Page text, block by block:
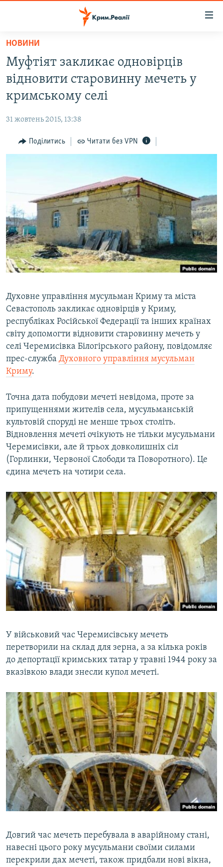
Перейти
основного
матеріалу
до
основної
Перейти
до
НОВИНИ
ВОДА.КРИМ
БЛОГИ
ПОГЛЯД
СПЕЦПРОЕКТИ
ДЕПОРТАЦІЯ
ВІДЕОУРОКИ «ELIFBE»
СВІДЧЕННЯ ОКУПАЦІЇ
УКРАЇНСЬКА ПРОБЛЕМА КРИМУ
ЯК ОБІЙТИ БЛОКУВАННЯ
Русский
Qırımtatar
Усі сайти RFE/RL
НОВИНИ
Муфтіят закликає одновірців
відновити старовинну мечеть у
кримському селі
31 жовтень 2015, 13:38
Поділитись Читати без VPN
Духовне управління мусульман Криму та міста
Севастополь закликає одновірців у Криму,
республіках Російської Федерації та інших країнах
світу допомогти відновити старовинну мечеть у
селі Черемисівка Білогірського району, повідомляє
прес-служба Духовного управління мусульман
Криму.
Точна дата побудови мечеті невідома, проте за
припущеннями жителів села, мусульманській
культовій споруді не менше трьох століть.
Відновлення мечеті очікують не тільки мусульмани
Черемисівки, але й трьох довколишніх сіл
(Горлинки, Червоної Слободи та Поворотного). Це
єдина мечеть на чотири села.
У військовий час Черемисівську мечеть
перетворили на склад для зерна, а за кілька років
до депортації кримських татар у травні 1944 року за
вказівкою влади знесли купол мечеті.
Довгий час мечеть перебувала в аварійному стані,
навесні цього року мусульмани своїми силами
перекрили дах мечеті, також придбали нові вікна,